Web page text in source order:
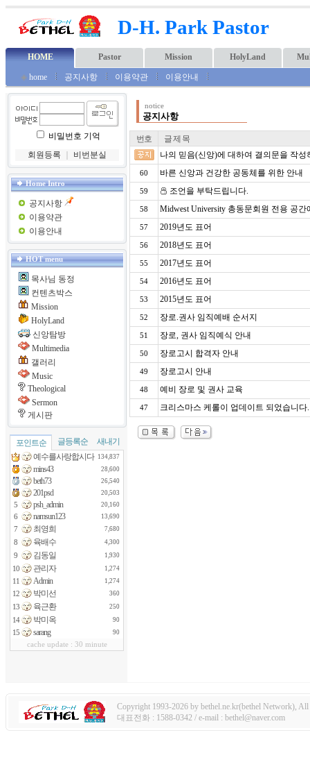
D-H. Park Pastor
HOME Pastor Mission HolyLand
◈ home 공지사항 이용약관 이용안내
비밀번호 기억
회원등록
비번분실
Home Intro
공지사항
이용약관
이용안내
HOT menu
목사님 동정
컨텐츠박스
Mission
HolyLand
신앙탐방
Multimedia
갤러리
Music
Theological
Sermon
게시판
포인트순 글등록순
새내기
예수를사랑합시다 134,837
mins43 28,600
beth73 26,540
201psd 20,503
5 psh_admin 20,160
6 namsun123 13,690
7 최영희 7,680
8 육배수 4,300
9 김동일 1,930
10 관리자 1,274
11 Admin 1,274
12 박미선 360
13 육근환 250
14 박미옥 90
15 sarang 90
cache update : 30 minute
notice
공지사항
번호
글 제 목
나의 믿음(신앙)에 대하여 결의문을 작성
60 바른 신앙과 건강한 공동체를 위한 안내
59 조언을 부탁드립니다.
58 Midwest University 총동문회원 전용 공간
57 2019년도 표어
56 2018년도 표어
55 2017년도 표어
54 2016년도 표어
53 2015년도 표어
52 장로.권사 임직예배 순서지
51 장로, 권사 임직예식 안내
50 장로고시 합격자 안내
49 장로고시 안내
48 예비 장로 및 권사 교육
47 크리스마스 케롤이 업데이트 되었습니다.
Copyright 1993-2026 by bethel.ne.kr(bethel Network), All
대표전화 : 1588-0342 / e-mail : bethel@naver.com